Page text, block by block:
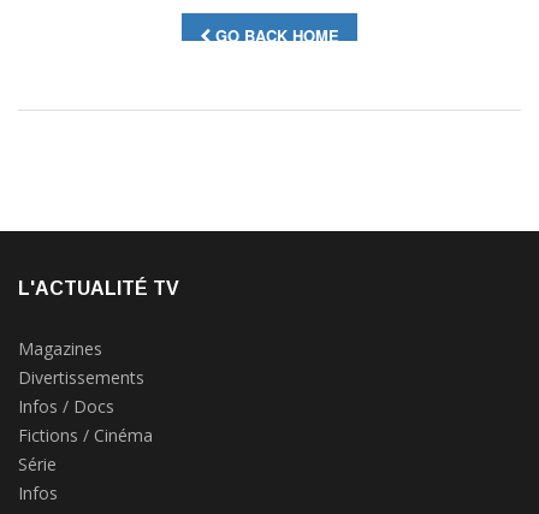
L'ACTUALITÉ TV
Magazines
Divertissements
Infos / Docs
Fictions / Cinéma
Série
Infos